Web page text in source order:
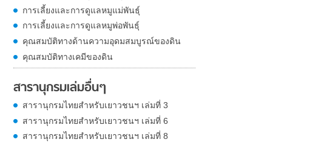
การเลี้ยงและการดูแลหมูแม่พันธุ์
การเลี้ยงและการดูแลหมูพ่อพันธุ์
คุณสมบัติทางด้านความอุดมสมบูรณ์ของดิน
คุณสมบัติทางเคมีของดิน
สารานุกรมเล่มอื่นๆ
สารานุกรมไทยสำหรับเยาวชนฯ เล่มที่ 3
สารานุกรมไทยสำหรับเยาวชนฯ เล่มที่ 6
สารานุกรมไทยสำหรับเยาวชนฯ เล่มที่ 8